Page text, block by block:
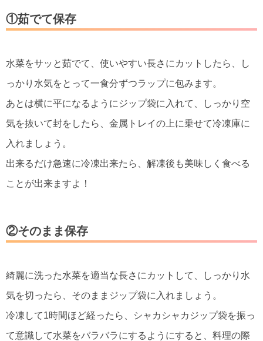
①茹でて保存
水菜をサッと茹でて、使いやすい長さにカットしたら、し
っかり水気をとって一食分ずつラップに包みます。
あとは横に平になるようにジップ袋に入れて、しっかり空
気を抜いて封をしたら、金属トレイの上に乗せて冷凍庫に
入れましょう。
出来るだけ急速に冷凍出来たら、解凍後も美味しく食べる
ことが出来ますよ！
②そのまま保存
綺麗に洗った水菜を適当な長さにカットして、しっかり水
気を切ったら、そのままジップ袋に入れましょう。
冷凍して1時間ほど経ったら、シャカシャカジップ袋を振っ
て意識して水菜をバラバラにするようにすると、料理の際